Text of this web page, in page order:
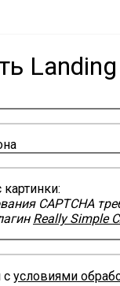
CAPTCHA
Really Simple
с условиями